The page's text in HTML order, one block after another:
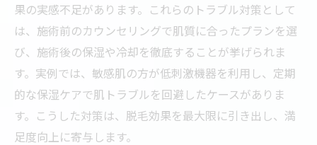
果の実感不足があります。これらのトラブル対策として
は、施術前のカウンセリングで肌質に合ったプランを選
び、施術後の保湿や冷却を徹底することが挙げられま
す。実例では、敏感肌の方が低刺激機器を利用し、定期
的な保湿ケアで肌トラブルを回避したケースがありま
す。こうした対策は、脱毛効果を最大限に引き出し、満
足度向上に寄与します。